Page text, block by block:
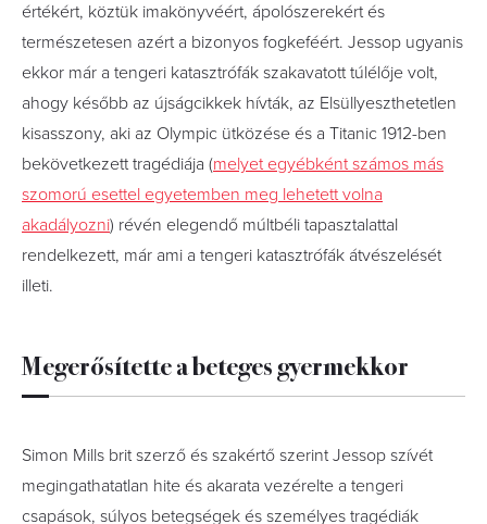
értékért, köztük imakönyvéért, ápolószerekért és
természetesen azért a bizonyos fogkeféért. Jessop ugyanis
ekkor már a tengeri katasztrófák szakavatott túlélője volt,
ahogy később az újságcikkek hívták, az Elsüllyeszthetetlen
kisasszony, aki az Olympic ütközése és a Titanic 1912-ben
bekövetkezett tragédiája (melyet egyébként számos más
szomorú esettel egyetemben meg lehetett volna
akadályozni) révén elegendő múltbéli tapasztalattal
rendelkezett, már ami a tengeri katasztrófák átvészelését
illeti.
Megerősítette a beteges gyermekkor
Simon Mills brit szerző és szakértő szerint Jessop szívét
megingathatatlan hite és akarata vezérelte a tengeri
csapások, súlyos betegségek és személyes tragédiák